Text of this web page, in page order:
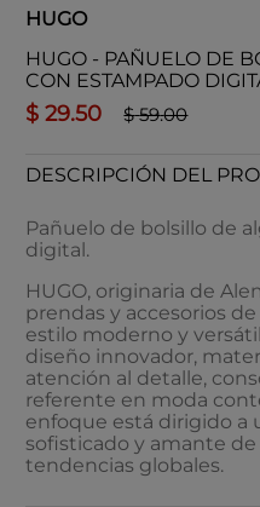
HUGO
HUGO - PAÑUELO DE
CON ESTAMPADO
$ 29.50 $ 59.00
DESCRIPCIÓN DEL
Pañuelo de bolsillo de
digital.
HUGO, originaria de
prendas y accesorios
estilo moderno y
diseño innovador,
atención al detalle,
referente en moda
enfoque está dirigido a
sofisticado y amante de
tendencias globales.